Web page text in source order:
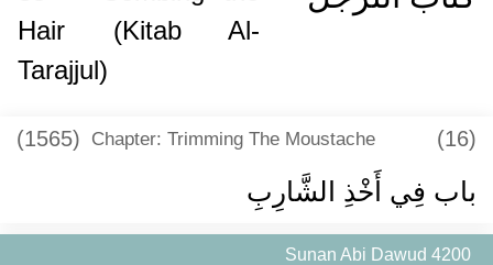
Hair (Kitab Al-
Tarajjul)
(1565) Chapter: Trimming The Moustache (16)
باب فِي أَخْذِ الشَّارِبِ
Sunan Abi Dawud 4200